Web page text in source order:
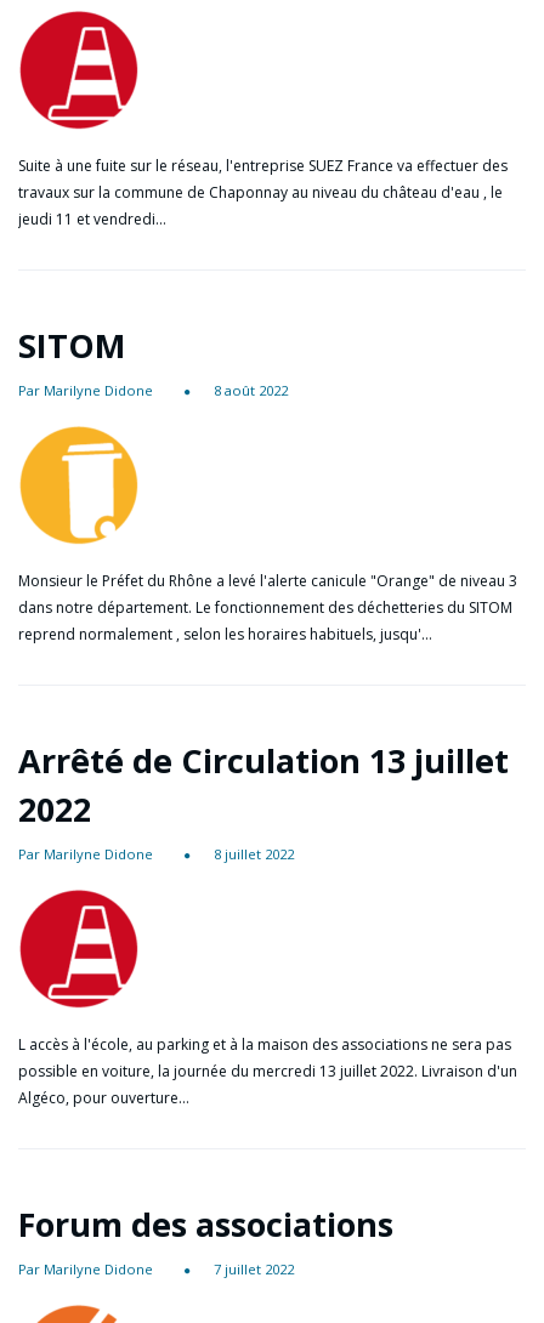
Suite à une fuite sur le réseau, l'entreprise SUEZ France va effectuer des
travaux sur la commune de Chaponnay au niveau du château d'eau , le
jeudi 11 et vendredi…
SITOM
Par Marilyne Didone 8 août 2022
Monsieur le Préfet du Rhône a levé l'alerte canicule "Orange" de niveau 3
dans notre département. Le fonctionnement des déchetteries du SITOM
reprend normalement , selon les horaires habituels, jusqu'…
Arrêté de Circulation 13 juillet
2022
Par Marilyne Didone 8 juillet 2022
L accès à l'école, au parking et à la maison des associations ne sera pas
possible en voiture, la journée du mercredi 13 juillet 2022. Livraison d'un
Algéco, pour ouverture…
Forum des associations
Par Marilyne Didone 7 juillet 2022